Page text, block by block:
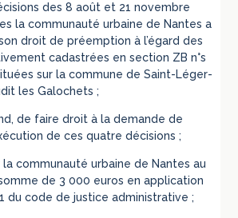
des 8 août et 21 novembre
la communauté urbaine de Nantes a
droit de préemption à l’égard des
cadastrées en section ZB n°s
sur la commune de Saint-Léger-
les Galochets ;
de faire droit à la demande de
de ces quatre décisions ;
la communauté urbaine de Nantes au
de 3 000 euros en application
du code de justice administrative ;